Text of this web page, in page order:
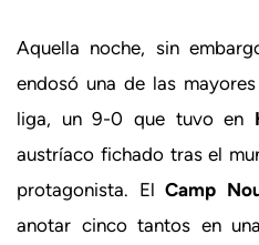
Aquella noche, sin
endosó una de las
liga, un 9-0 que tuvo en
austríaco fichado tras el
protagonista. ElCamp
anotar cinco tantos en